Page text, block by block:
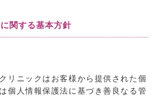
関する基本方針
リニックはお客様から提供された個
個人情報保護法に基づき善良なる管